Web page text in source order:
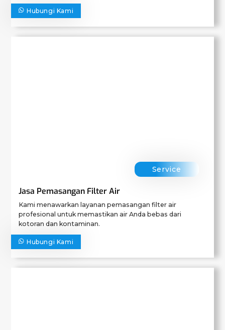
Hubungi Kami
Service
Jasa Pemasangan Filter Air
Kami menawarkan layanan pemasangan filter air
profesional untuk memastikan air Anda bebas dari
kotoran dan kontaminan.
Hubungi Kami